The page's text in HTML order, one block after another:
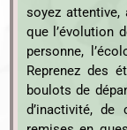
soyez attentive,
que l’évolution
personne,
Reprenez des
boulots de
d’inactivité,